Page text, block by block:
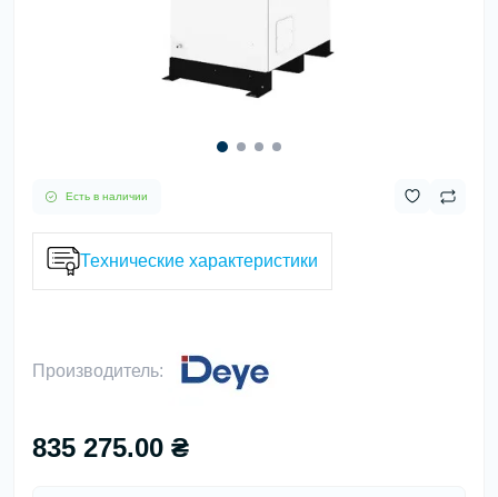
Есть в наличии
Технические характеристики
Производитель:
835 275.00 ₴